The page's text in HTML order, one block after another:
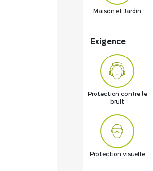
Maison et Jardin
Exigence
Protection contre le
bruit
Protection visuelle